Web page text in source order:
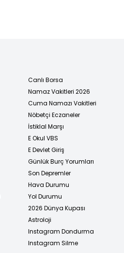
Canlı Borsa
Namaz Vakitleri 2026
Cuma Namazı Vakitleri
Nöbetçi Eczaneler
İstiklal Marşı
E Okul VBS
E Devlet Giriş
Günlük Burç Yorumları
Son Depremler
Hava Durumu
Yol Durumu
2026 Dünya Kupası
Astroloji
Instagram Dondurma
Instagram Silme